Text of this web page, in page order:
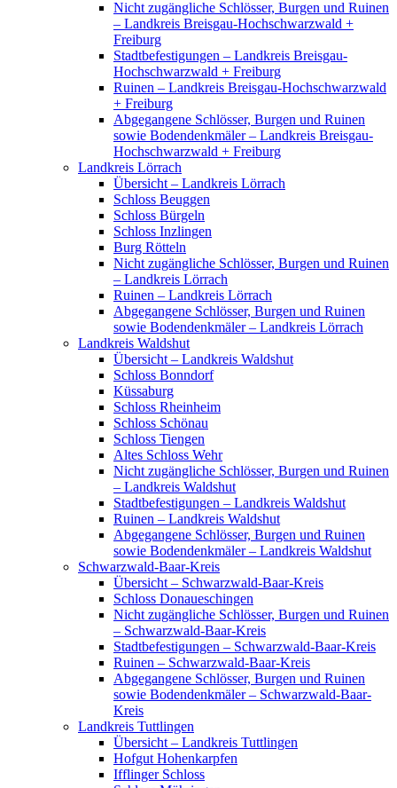
Nicht zugängliche Schlösser, Burgen und Ruinen
– Landkreis Breisgau-Hochschwarzwald +
Freiburg
Stadtbefestigungen – Landkreis Breisgau-
Hochschwarzwald + Freiburg
Ruinen – Landkreis Breisgau-Hochschwarzwald
+ Freiburg
Abgegangene Schlösser, Burgen und Ruinen
sowie Bodendenkmäler – Landkreis Breisgau-
Hochschwarzwald + Freiburg
Landkreis Lörrach
Übersicht – Landkreis Lörrach
Schloss Beuggen
Schloss Bürgeln
Schloss Inzlingen
Burg Rötteln
Nicht zugängliche Schlösser, Burgen und Ruinen
– Landkreis Lörrach
Ruinen – Landkreis Lörrach
Abgegangene Schlösser, Burgen und Ruinen
sowie Bodendenkmäler – Landkreis Lörrach
Landkreis Waldshut
Übersicht – Landkreis Waldshut
Schloss Bonndorf
Küssaburg
Schloss Rheinheim
Schloss Schönau
Schloss Tiengen
Altes Schloss Wehr
Nicht zugängliche Schlösser, Burgen und Ruinen
– Landkreis Waldshut
Stadtbefestigungen – Landkreis Waldshut
Ruinen – Landkreis Waldshut
Abgegangene Schlösser, Burgen und Ruinen
sowie Bodendenkmäler – Landkreis Waldshut
Schwarzwald-Baar-Kreis
Übersicht – Schwarzwald-Baar-Kreis
Schloss Donaueschingen
Nicht zugängliche Schlösser, Burgen und Ruinen
– Schwarzwald-Baar-Kreis
Stadtbefestigungen – Schwarzwald-Baar-Kreis
Ruinen – Schwarzwald-Baar-Kreis
Abgegangene Schlösser, Burgen und Ruinen
sowie Bodendenkmäler – Schwarzwald-Baar-
Kreis
Landkreis Tuttlingen
Übersicht – Landkreis Tuttlingen
Hofgut Hohenkarpfen
Ifflinger Schloss